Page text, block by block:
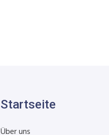
Startseite
Über uns